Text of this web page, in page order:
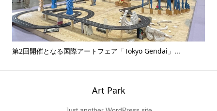
第2回開催となる国際アートフェア「Tokyo Gendai」...
Art Park